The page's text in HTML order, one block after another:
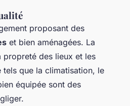
proposant des
et bien aménagées. La
des lieux et les
tels que la climatisation, le
équipée sont des